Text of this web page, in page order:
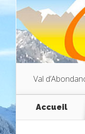
Val
Accueil